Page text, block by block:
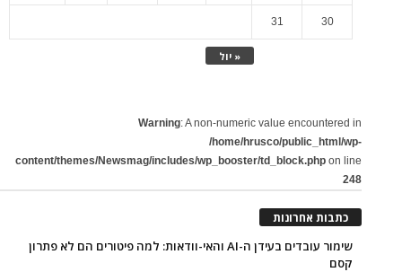
« יול
30
31
Warning: A non-numeric value encountered in
/home/hrusco/public_html/wp-
content/themes/Newsmag/includes/wp_booster/td_block.php on line
248
כתבות אחרונות
שימור עובדים בעידן ה-AI והאי-וודאות: למה פיטורים הם לא פתרון
קסם